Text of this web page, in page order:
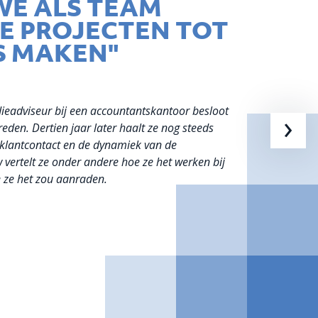
ALS TEAM
PROJECTEN TOT
MAKEN"
bij een accountantskantoor besloot
Dertien jaar later haalt ze nog steeds
en de dynamiek van de
ze onder andere hoe ze het werken bij
het zou aanraden.
›